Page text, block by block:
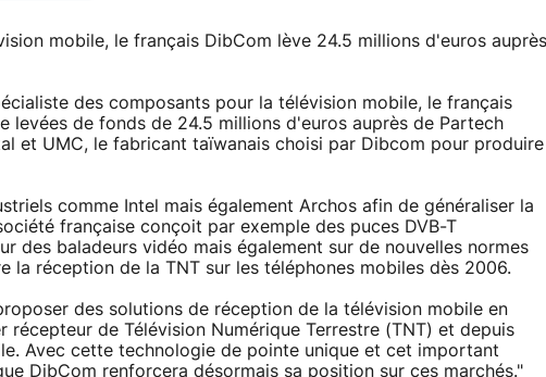
mobile, le français DibCom lève 24.5 millions d'euros auprès
des composants pour la télévision mobile, le français
levées de fonds de 24.5 millions d'euros auprès de Partech
et UMC, le fabricant taïwanais choisi par Dibcom pour produire
comme Intel mais également Archos afin de généraliser la
française conçoit par exemple des puces DVB-T
des baladeurs vidéo mais également sur de nouvelles normes
la réception de la TNT sur les téléphones mobiles dès 2006.
des solutions de réception de la télévision mobile en
de Télévision Numérique Terrestre (TNT) et depuis
Avec cette technologie de pointe unique et cet important
DibCom renforcera désormais sa position sur ces marchés."